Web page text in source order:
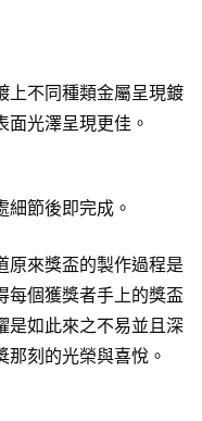
上不同種類金屬呈現鍍
光澤呈現更佳。
節後即完成。
原來獎盃的製作過程是
每個獲獎者手上的獎盃
是如此來之不易並且深
刻的光榮與喜悅。